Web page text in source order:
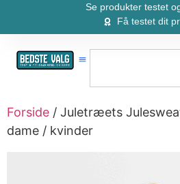
Se produkter testet
Få testet dit
Forside / Juletræets
dame / kvinder